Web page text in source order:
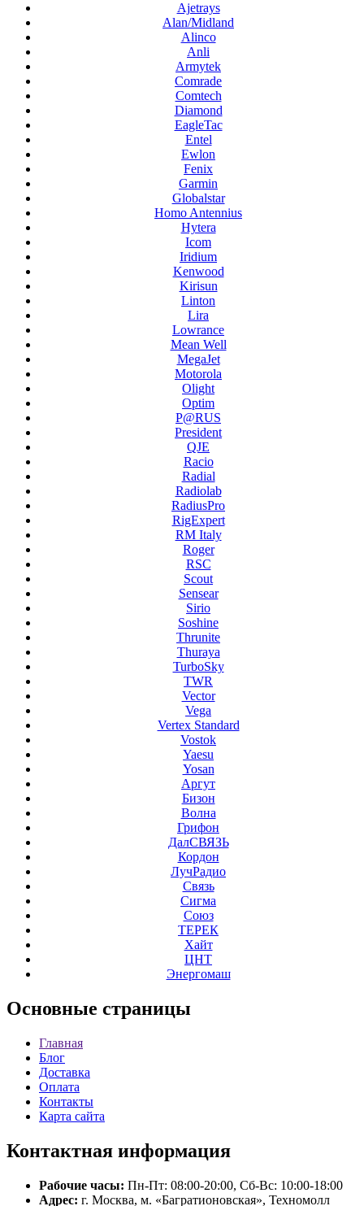
Ajetrays
Alan/Midland
Alinco
Anli
Armytek
Comrade
Comtech
Diamond
EagleTac
Entel
Ewlon
Fenix
Garmin
Globalstar
Homo Antennius
Hytera
Icom
Iridium
Kenwood
Kirisun
Linton
Lira
Lowrance
Mean Well
MegaJet
Motorola
Olight
Optim
P@RUS
President
QJE
Racio
Radial
Radiolab
RadiusPro
RigExpert
RM Italy
Roger
RSC
Scout
Sensear
Sirio
Soshine
Thrunite
Thuraya
TurboSky
TWR
Vector
Vega
Vertex Standard
Vostok
Yaesu
Yosan
Аргут
Бизон
Волна
Грифон
ДалСВЯЗЬ
Кордон
ЛучРадио
Связь
Сигма
Союз
ТЕРЕК
Хайт
ЦНТ
Энергомаш
Основные страницы
Главная
Блог
Доставка
Оплата
Контакты
Карта сайта
Контактная информация
Рабочие часы: Пн-Пт: 08:00-20:00, Сб-Вс: 10:00-18:00
Адрес: г. Москва, м. «Багратионовская», Техномолл